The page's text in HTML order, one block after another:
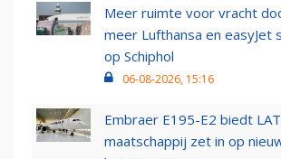
Meer ruimte voor vracht
meer Lufthansa en easyJet
op Schiphol
06-08-2026, 15:16
Embraer E195-E2 biedt
maatschappij zet in op